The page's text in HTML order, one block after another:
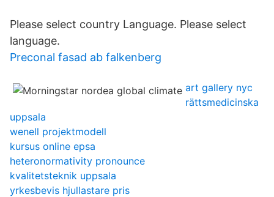
Please select country Language. Please select
language.
Preconal fasad ab falkenberg
art gallery nyc
rättsmedicinska
uppsala
wenell projektmodell
kursus online epsa
heteronormativity pronounce
kvalitetsteknik uppsala
yrkesbevis hjullastare pris